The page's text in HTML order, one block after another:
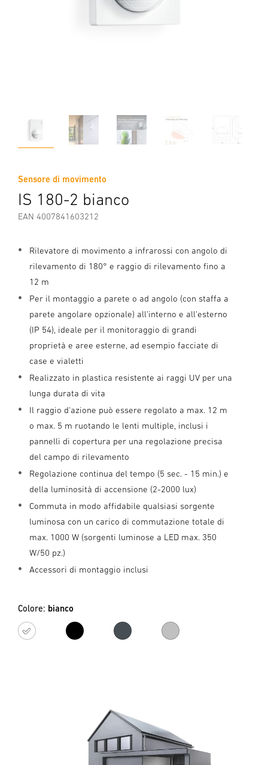
Sensore di movimento
IS 180-2 bianco
EAN 4007841603212
Rilevatore di movimento a infrarossi con angolo di
rilevamento di 180° e raggio di rilevamento fino a
12 m
Per il montaggio a parete o ad angolo (con staffa a
parete angolare opzionale) all'interno e all'esterno
(IP 54), ideale per il monitoraggio di grandi
proprietà e aree esterne, ad esempio facciate di
case e vialetti
Realizzato in plastica resistente ai raggi UV per una
lunga durata di vita
Il raggio d'azione può essere regolato a max. 12 m
o max. 5 m ruotando le lenti multiple, inclusi i
pannelli di copertura per una regolazione precisa
del campo di rilevamento
Regolazione continua del tempo (5 sec. - 15 min.) e
della luminosità di accensione (2-2000 lux)
Commuta in modo affidabile qualsiasi sorgente
luminosa con un carico di commutazione totale di
max. 1000 W (sorgenti luminose a LED max. 350
W/50 pz.)
Accessori di montaggio inclusi
Colore: bianco
bianconero antraciteargento